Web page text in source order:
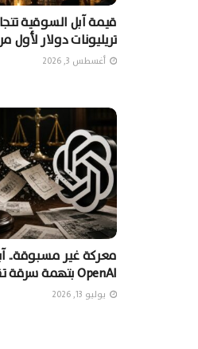
تريليونات دولار لأول
أغسطس 3, 2026
معركة غير مسبوقة..
OpenAI بتهمة سرقة تقنيات سرية
يوليو 13, 2026